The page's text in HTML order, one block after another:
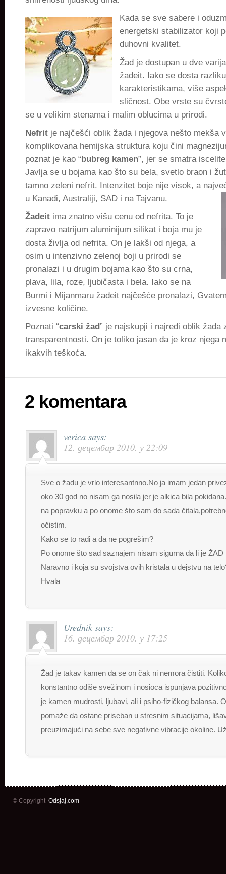
Kada se sve sabere i
energetski stabilizator koji
duhovni kvalitet.
Žad je dostupan u dve
žadeit. Iako se dosta
karakteristikama, više
sličnost. Obe vrste su
se u velikim stenama i malim oblucima u prirodi.
Nefrit je najčešći oblik žada i njegova nešto mekša
komplikovana hemijska struktura koju čini
poznat je kao “bubreg kamen”, jer se smatra
Javlja se u bojama kao što su bela, svetlo braon i
tamno zeleni nefrit. Intenzitet boje nije visok, a
u Kanadi, Australiji, SAD i na Tajvanu.
Žadeit ima znatno višu cenu od nefrita. To je
zapravo natrijum aluminijum silikat i boja mu je
dosta življa od nefrita. On je lakši od njega, a
osim u intenzivno zelenoj boji u prirodi se
pronalazi i u drugim bojama kao što su crna,
plava, lila, roze, ljubičasta i bela. Iako se na
Burmi i Mijanmaru žadeit najčešće pronalazi,
izvesne količine.
Poznati “carski žad” je najskupji i najređi oblik žada
transparentnosti. On je toliko jasan da je kroz njega
ikakvih teškoća.
2 komentara
verica says:
12. децембар 2010. у 22:09
Sve o žadu je vrlo interesantnno.No ja imam jedan
oko 30 god no nisam ga nosila jer je alkica bila
na popravku a po onome što sam do sada
očistim.
Kako se to radi a da ne pogrešim?
Po onome što sad saznajem nisam sigurna da li je ŽAD
Naravno i koja su svojstva ovih kristala u dejstvu na
Hvala
Urednik says:
16. децембар 2010. у 17:25
Žad je takav kamen da se on čak ni nemora čistiti.
konstantno odiše svežinom i nosioca ispunjava
je kamen mudrosti, ljubavi, ali i psiho-fizičkog balansa.
pomaže da ostane priseban u stresnim situacijama,
preuzimajući na sebe sve negativne vibracije okoline.
© Copyright Odsjaj.com